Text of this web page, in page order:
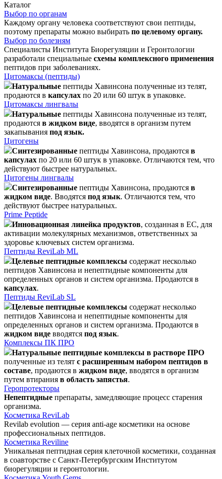
Каталог
Выбор по органам
Каждому органу человека соответствуют свои пептиды,
поэтому препараты можно выбирать по целевому органу.
Выбор по болезням
Специалисты Института Биорегуляции и Геронтологии
разработали специальные схемы комплексного применения
пептидов при заболеваниях.
Цитомаксы (пептиды)
Натуральные пептиды Хавинсона полученные из телят,
продаются в капсулах по 20 или 60 штук в упаковке.
Цитомаксы лингвалы
Натуральные пептиды Хавинсона полученные из телят,
продаются в жидком виде, вводятся в организм путем
закапывания под язык.
Цитогены
Синтезированные пептиды Хавинсона, продаются в
капсулах по 20 или 60 штук в упаковке. Отличаются тем, что
действуют быстрее натуральных.
Цитогены лингвалы
Синтезированные пептиды Хавинсона, продаются в
жидком виде. Вводятся под язык. Отличаются тем, что
действуют быстрее натуральных.
Prime Peptide
Инновационная линейка продуктов, созданная в ЕС, для
активации молекулярных механизмов, ответственных за
здоровье ключевых систем организма.
Пептиды ReviLab ML
Целевые пептидные комплексы содержат несколько
пептидов Хавинсона и непептидные компоненты для
определенных органов и систем организма. Продаются в
капсулах.
Пептиды ReviLab SL
Целевые пептидные комплексы содержат несколько
пептидов Хавинсона и непептидные компоненты для
определенных органов и систем организма. Продаются в
жидком виде вводятся под язык.
Комплексы ПК ПРО
Натуральные пептидные комплексы в растворе ПРО
полученные из телят с расширенным набором пептидов в
составе, продаются в жидком виде, вводятся в организм
путем втирания в область запястья.
Геропротекторы
Непептидные препараты, замедляющие процесс старения
организма.
Косметика ReviLab
Revilab evolution — серия anti-age косметики на основе
профессиональных пептидов.
Косметика Reviline
Уникальная пептидная серия клеточной косметики, созданная
в соавторстве с Санкт-Петербургским Институтом
биорегуляции и геронтологии.